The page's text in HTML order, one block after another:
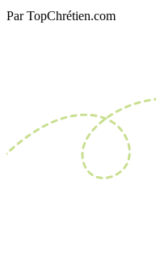
Par TopChrétien.com